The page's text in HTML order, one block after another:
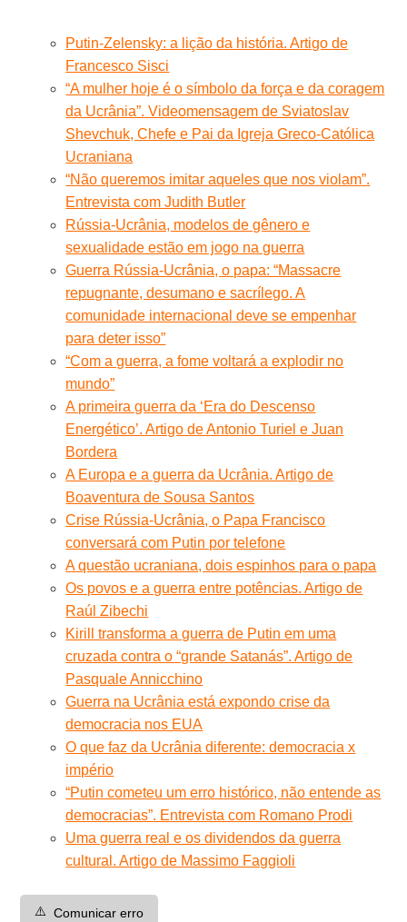
Putin-Zelensky: a lição da história. Artigo de
Francesco Sisci
“A mulher hoje é o símbolo da força e da coragem
da Ucrânia”. Videomensagem de Sviatoslav
Shevchuk, Chefe e Pai da Igreja Greco-Católica
Ucraniana
“Não queremos imitar aqueles que nos violam”.
Entrevista com Judith Butler
Rússia-Ucrânia, modelos de gênero e
sexualidade estão em jogo na guerra
Guerra Rússia-Ucrânia, o papa: “Massacre
repugnante, desumano e sacrílego. A
comunidade internacional deve se empenhar
para deter isso”
“Com a guerra, a fome voltará a explodir no
mundo”
A primeira guerra da ‘Era do Descenso
Energético’. Artigo de Antonio Turiel e Juan
Bordera
A Europa e a guerra da Ucrânia. Artigo de
Boaventura de Sousa Santos
Crise Rússia-Ucrânia, o Papa Francisco
conversará com Putin por telefone
A questão ucraniana, dois espinhos para o papa
Os povos e a guerra entre potências. Artigo de
Raúl Zibechi
Kirill transforma a guerra de Putin em uma
cruzada contra o “grande Satanás”. Artigo de
Pasquale Annicchino
Guerra na Ucrânia está expondo crise da
democracia nos EUA
O que faz da Ucrânia diferente: democracia x
império
“Putin cometeu um erro histórico, não entende as
democracias”. Entrevista com Romano Prodi
Uma guerra real e os dividendos da guerra
cultural. Artigo de Massimo Faggioli
⚠️ Comunicar erro